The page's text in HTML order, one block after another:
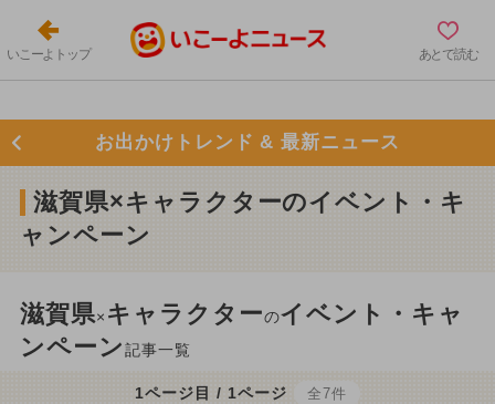
いこーよトップ あとで読む
お出かけトレンド & 最新ニュース
滋賀県×キャラクターのイベント・キ
ャンペーン
滋賀県× キャラクターのイベント・キャ
ンペーン記事一覧
1ページ目 / 1ページ 全7件